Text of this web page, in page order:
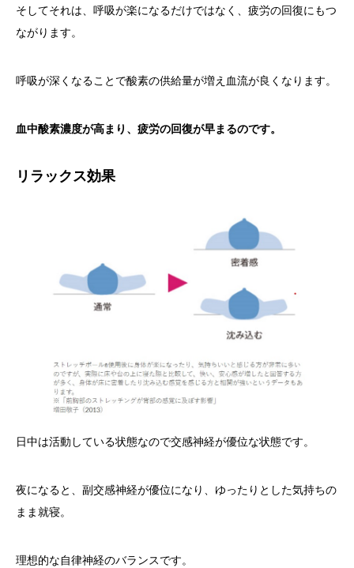
そしてそれは、呼吸が楽になるだけではなく、疲労の回復にもつ
ながります。
呼吸が深くなることで酸素の供給量が増え血流が良くなります。
血中酸素濃度が高まり、疲労の回復が早まるのです。
リラックス効果
日中は活動している状態なので交感神経が優位な状態です。
夜になると、副交感神経が優位になり、ゆったりとした気持ちの
まま就寝。
理想的な自律神経のバランスです。